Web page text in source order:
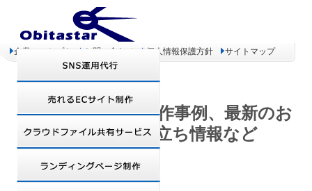
企業コンセプト お問い合わせ 個人情報保護方針 サイトマップ
オビタスター 制作事例、最新のお
得情報、お役立ち情報など